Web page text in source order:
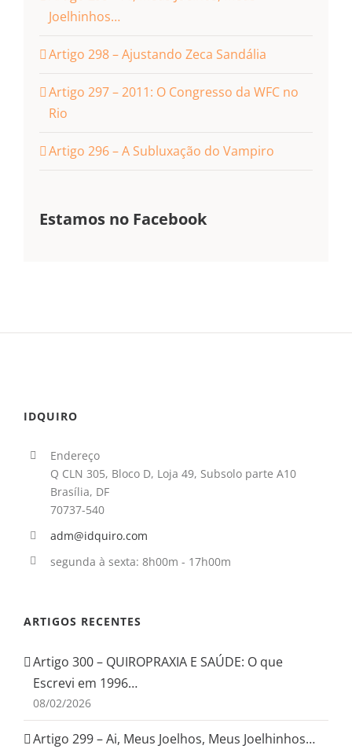
Joelhinhos…
Artigo 298 – Ajustando Zeca Sandália
Artigo 297 – 2011: O Congresso da WFC no
Rio
Artigo 296 – A Subluxação do Vampiro
Estamos no Facebook
IDQUIRO
Endereço
Q CLN 305, Bloco D, Loja 49, Subsolo parte A10
Brasília, DF
70737-540
adm@idquiro.com
segunda à sexta: 8h00m - 17h00m
ARTIGOS RECENTES
Artigo 300 – QUIROPRAXIA E SAÚDE: O que
Escrevi em 1996…
08/02/2026
Artigo 299 – Ai, Meus Joelhos, Meus Joelhinhos…